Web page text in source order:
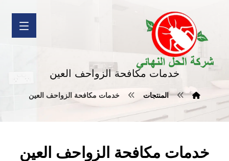
خدمات مكافحة الزواحف العين
المنتجات خدمات مكافحة الزواحف العين
خدمات مكافحة الزواحف العين